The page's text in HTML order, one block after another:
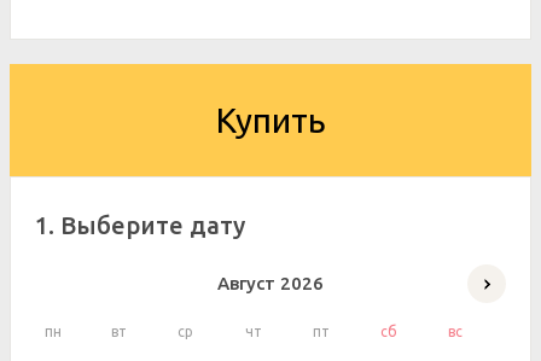
Купить
1. Выберите дату
Август 2026
пн вт ср чт пт сб вс